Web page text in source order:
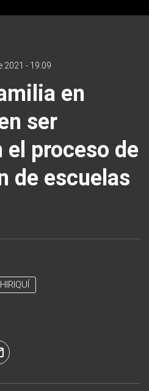
2021 - 19:09
en
ser
proceso de
de escuelas